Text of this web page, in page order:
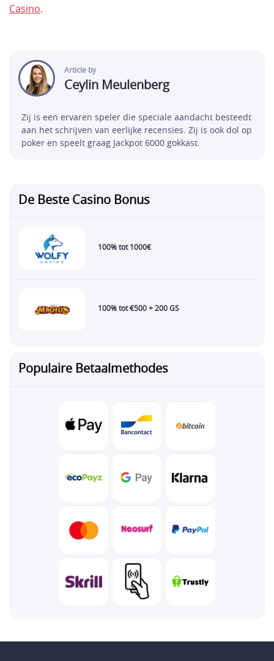
Casino.
Article by
Ceylin Meulenberg
Zij is een ervaren speler die speciale aandacht besteedt
aan het schrijven van eerlijke recensies. Zij is ook dol op
poker en speelt graag Jackpot 6000 gokkast.
De Beste Casino Bonus
100% tot 1000€
100% tot €500 + 200 GS
Populaire Betaalmethodes